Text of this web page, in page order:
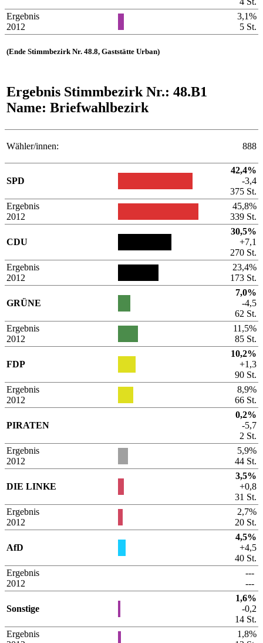
Ergebnis
2012
3,1%
5 St.
(Ende Stimmbezirk Nr. 48.8, Gaststätte Urban)
Ergebnis Stimmbezirk Nr.: 48.B1
Name: Briefwahlbezirk
Wähler/innen: 888
SPD
42,4%
-3,4
375 St.
Ergebnis
2012
45,8%
339 St.
CDU
30,5%
+7,1
270 St.
Ergebnis
2012
23,4%
173 St.
GRÜNE
7,0%
-4,5
62 St.
Ergebnis
2012
11,5%
85 St.
FDP
10,2%
+1,3
90 St.
Ergebnis
2012
8,9%
66 St.
PIRATEN
0,2%
-5,7
2 St.
Ergebnis
2012
5,9%
44 St.
DIE LINKE
3,5%
+0,8
31 St.
Ergebnis
2012
2,7%
20 St.
AfD
4,5%
+4,5
40 St.
Ergebnis
2012
---
---
Sonstige
1,6%
-0,2
14 St.
Ergebnis
1,8%